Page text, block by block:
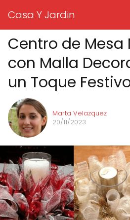
Casa Y Jardin
Centro de Mesa
con Malla
un Toque
Marta Velazquez
20/11/2023